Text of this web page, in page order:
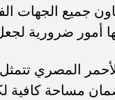
جميع الجهات
أمور ضرورية
المصري
مساحة كافية